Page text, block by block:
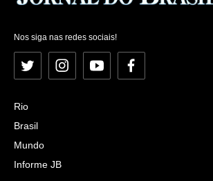
Nos siga nas redes sociais!
Twitter InstagramYouTubeFacebook
Rio
Brasil
Mundo
Informe JB